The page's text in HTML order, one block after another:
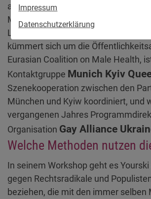
Impressum
Datenschutzerklärung
arbeitet seit vielen Jahren als Trainer
Menschenrechtsfragen,
LSBTI (Lesben, Schwule, Bi*, Trans*,
kümmert sich um die
Eurasian Coalition on Male Health,
Kontaktgruppe Munich Kyiv
Szenekooperation zwischen den
München und Kyiw koordiniert, und
vergangenen Jahres
Organisation Gay Alliance
Welche Methoden nutzen
In seinem Workshop geht es
gegen Rechtsradikale und
beziehen, die mit den immer selben